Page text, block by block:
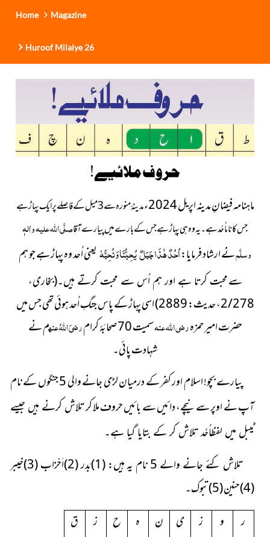
Home Magazine
Huroof Milaiye 26
حروف ملائیے!
ماہنامہ فیضانِ مدینہ اپریل 2024ء
مدینۂ منورہ سے 3میل کے فاصلے پر ایک پہاڑ ہے
جس کا ناماُحُد ہے۔ یہ وہ ہی پہاڑ ہے جس کے بارے میں پیارے آقاصلَّی اللہ علیہ واٰلہٖ
وسلَّمنے ارشاد فرمایا:اُحُدٌ هٰذَا جَبَلٌيُحِبُّنَا وَنُحِبُّهٗیعنی اُحد وہ پہاڑ ہے جو ہم
سےمحبت کرتا ہے اور ہم اُس سے محبت کرتے ہیں۔(بخاری،
2/278، حدیث: 2889)
اسی پہاڑ کے پاس جنگِ اُحد ہوئی تھی جس میں
حضرت امیر حمزہرضی اللہ عنہسمیت 70 صحابَۂ کرام رضیَ اللہُ عنہمنے
شہادت پائی۔
پیارے بچو! اسلام اور کفر کے درمیان لڑی جانے والی 5 جنگوں کے نام
آپ نے اوپر سے نیچے، دائیں سے بائیں حروف ملا کرتلاش کرنے ہیں جیسے
ٹیبل میں لفظاُحُد تلاش کر کے بتایا گیا ہے۔
تلاش کئے جانے والے 5 نام یہ ہیں: (1)بَدر (2)اَحْزاب (3)خیبر
(4)حنین (5)تبوک۔
ر
و ز ی ن ہ ح ز
ق